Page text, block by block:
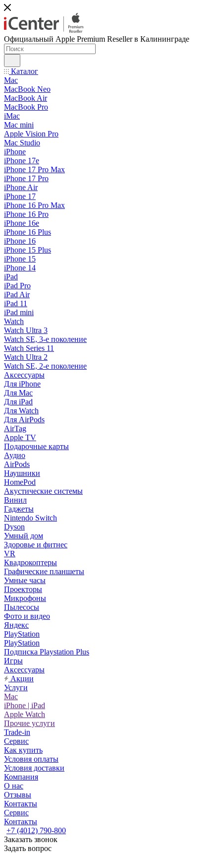
Официальный Apple Premium Reseller в Калининграде
Каталог
Mac
MacBook Neo
MacBook Air
MacBook Pro
iMac
Mac mini
Apple Vision Pro
Mac Studio
iPhone
iPhone 17e
iPhone 17 Pro Max
iPhone 17 Pro
iPhone Air
iPhone 17
iPhone 16 Pro Max
iPhone 16 Pro
iPhone 16e
iPhone 16 Plus
iPhone 16
iPhone 15 Plus
iPhone 15
iPhone 14
iPad
iPad Pro
iPad Air
iPad 11
iPad mini
Watch
Watch Ultra 3
Watch SE, 3-е поколение
Watch Series 11
Watch Ultra 2
Watch SE, 2-е поколение
Аксессуары
Для iPhone
Для Mac
Для iPad
Для Watch
Для AirPods
AirTag
Apple TV
Подарочные карты
Аудио
AirPods
Наушники
HomePod
Акустические системы
Винил
Гаджеты
Nintendo Switch
Dyson
Умный дом
Здоровье и фитнес
VR
Квадрокоптеры
Графические планшеты
Умные часы
Проекторы
Микрофоны
Пылесосы
Фото и видео
Яндекс
PlayStation
PlayStation
Подписка Playstation Plus
Игры
Аксессуары
Акции
Услуги
Mac
iPhone | iPad
Apple Watch
Прочие услуги
Trade-in
Сервис
Как купить
Условия оплаты
Условия доставки
Компания
О нас
Отзывы
Контакты
Сервис
Контакты
+7 (4012) 790-800
Заказать звонок
Задать вопрос